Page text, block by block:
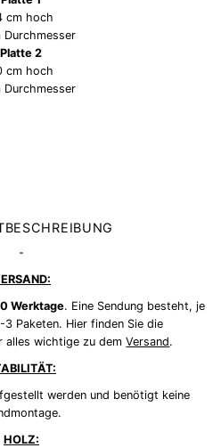
cm hoch
Durchmesser
Platte 2
cm hoch
Durchmesser
-
Werktage. Eine Sendung besteht, je
Paketen. Hier finden Sie die
alles wichtige zu demVersand.
werden und benötigt keine
HOLZ: